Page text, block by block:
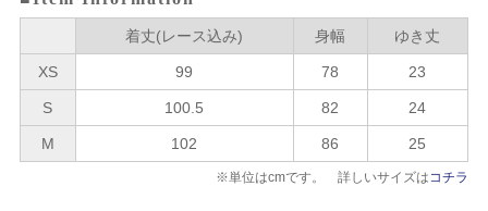
着丈(レース込み) 身幅 ゆき丈
XS 99 78 23
S 100.5 82 24
M 102 86 25
※単位はcmです。 詳しいサイズは コチラ